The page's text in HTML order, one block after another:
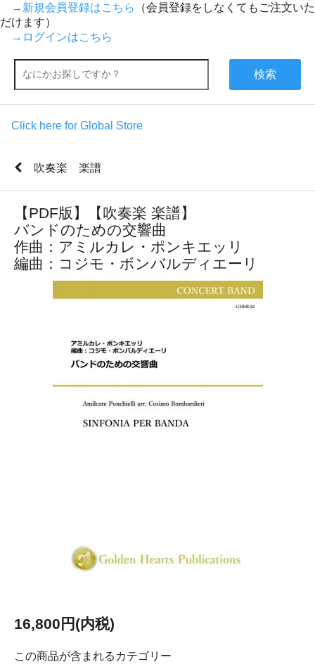
→新規会員登録はこちら
（会員登録をしなくてもご注文いた
だけます）
→ログインはこちら
検索
Click here for Global Store
吹奏楽 楽譜
【PDF版】【吹奏楽 楽譜】
バンドのための交響曲
作曲：アミルカレ・ポンキエッリ
編曲：コジモ・ボンバルディエーリ
16,800円(内税)
この商品が含まれるカテゴリー